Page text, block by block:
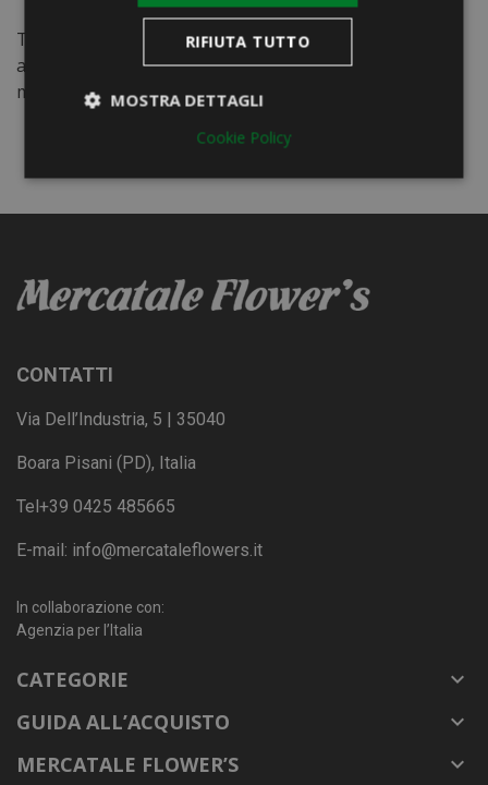
TNT
arancio
m. 0,80x20
CONTATTI
Via Dell’Industria, 5 | 35040
Boara Pisani (PD), Italia
Tel+39 0425 485665
E-mail: info@mercataleflowers.it
In collaborazione con:
Agenzia per l’Italia
CATEGORIE

GUIDA ALL’ACQUISTO

MERCATALE FLOWER’S

RIFIUTA TUTTO
MOSTRA DETTAGLI
Cookie Policy